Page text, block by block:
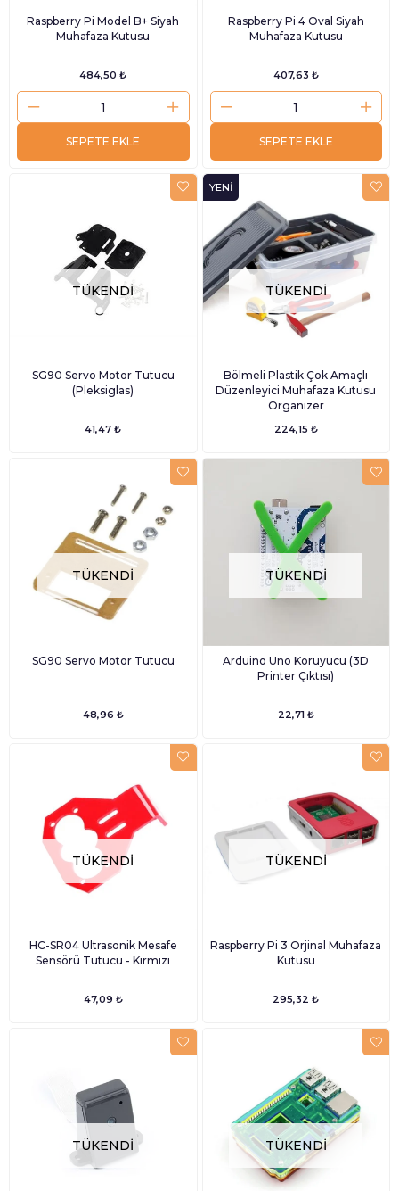
Raspberry Pi Model B+ Siyah
Muhafaza Kutusu
484,50 ₺
SEPETE EKLE
Raspberry Pi 4 Oval Siyah
Muhafaza Kutusu
407,63 ₺
SEPETE EKLE
TÜKENDI
SG90 Servo Motor Tutucu
(Pleksiglas)
41,47 ₺
TÜKENDI
Bölmeli Plastik Çok Amaçlı
Düzenleyici Muhafaza Kutusu
Organizer
224,15 ₺
YENI
TÜKENDI
SG90 Servo Motor Tutucu
48,96 ₺
TÜKENDI
Arduino Uno Koruyucu (3D
Printer Çıktısı)
22,71 ₺
TÜKENDI
HC-SR04 Ultrasonik Mesafe
Sensörü Tutucu - Kırmızı
47,09 ₺
TÜKENDI
Raspberry Pi 3 Orjinal Muhafaza
Kutusu
295,32 ₺
TÜKENDI TÜKENDI